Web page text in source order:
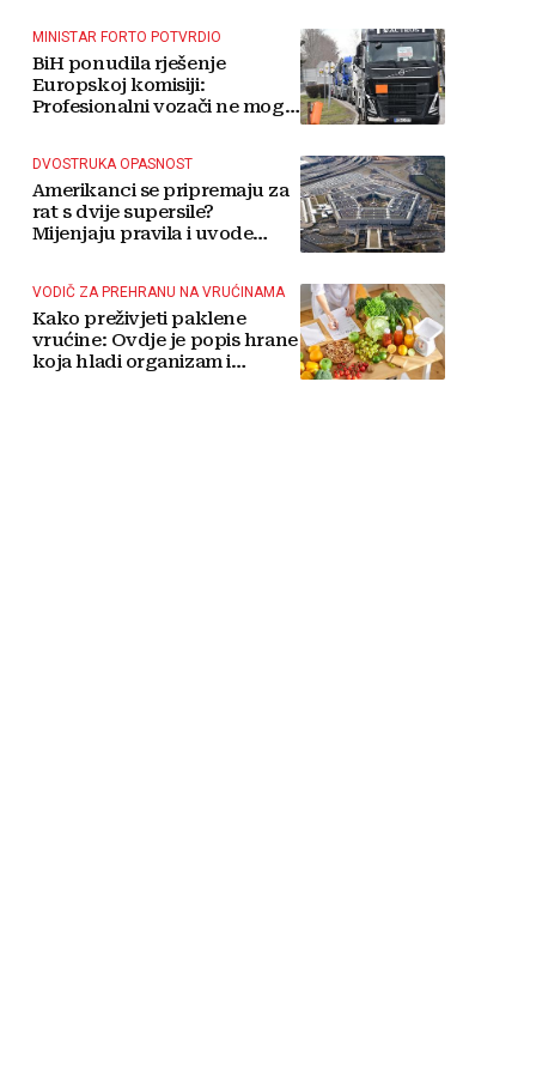
MINISTAR FORTO POTVRDIO
BiH ponudila rješenje
Europskoj komisiji:
Profesionalni vozači ne mogu
DVOSTRUKA OPASNOST
Amerikanci se pripremaju za
rat s dvije supersile?
Mijenjaju pravila i uvode
VODIČ ZA PREHRANU NA VRUĆINAMA
Kako preživjeti paklene
vrućine: Ovdje je popis hrane
koja hladi organizam i